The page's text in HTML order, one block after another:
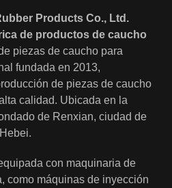
Products Co., Ltd.
de productos de caucho
piezas de caucho para
fundada en 2013,
de piezas de caucho
calidad. Ubicada en la
de Renxian, ciudad de
con maquinaria de
como máquinas de inyección